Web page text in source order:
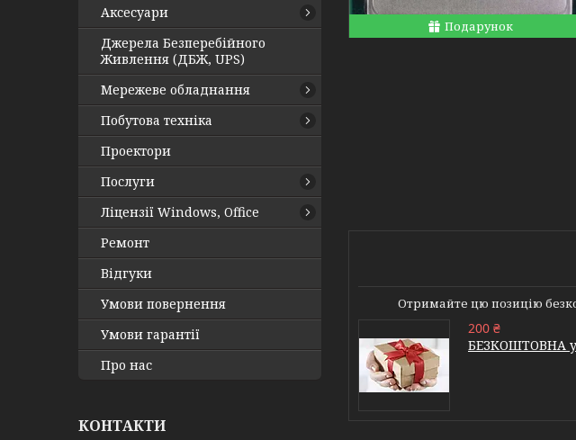
Подарунок
Отримайте цю позицію
200 ₴
БЕЗКОШТОВНА
Аксесуари
Джерела Безперебійного
Живлення (ДБЖ, UPS)
Мережеве обладнання
Побутова техніка
Проектори
Послуги
Ліцензії Windows, Office
Ремонт
Відгуки
Умови повернення
Умови гарантії
Про нас
КОНТАКТИ